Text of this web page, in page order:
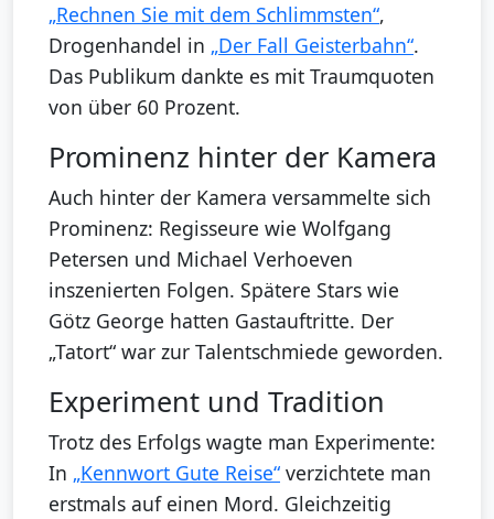
„Rechnen Sie mit dem Schlimmsten“,
Drogenhandel in „Der Fall Geisterbahn“.
Das Publikum dankte es mit Traumquoten
von über 60 Prozent.
Prominenz hinter der Kamera
Auch hinter der Kamera versammelte sich
Prominenz: Regisseure wie Wolfgang
Petersen und Michael Verhoeven
inszenierten Folgen. Spätere Stars wie
Götz George hatten Gastauftritte. Der
„Tatort“ war zur Talentschmiede geworden.
Experiment und Tradition
Trotz des Erfolgs wagte man Experimente:
In „Kennwort Gute Reise“ verzichtete man
erstmals auf einen Mord. Gleichzeitig